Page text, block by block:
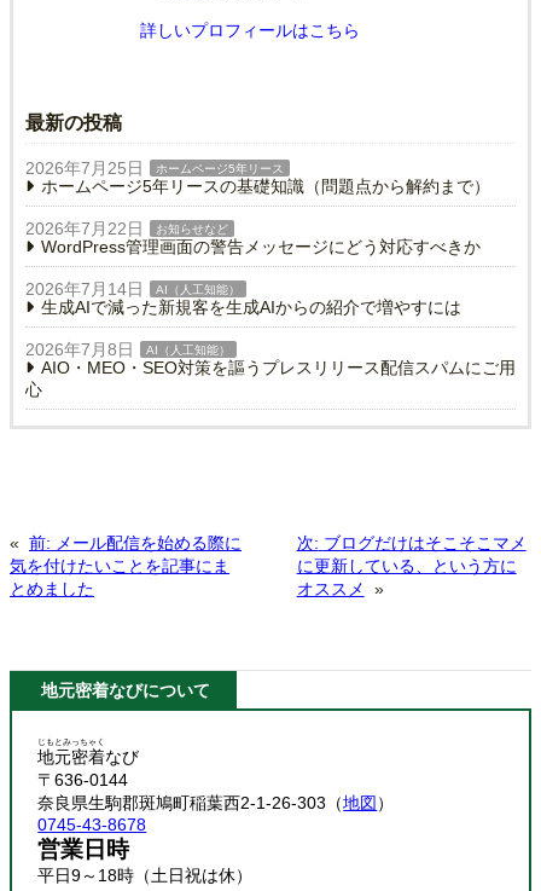
詳しいプロフィールはこちら
最新の投稿
2026年7月25日 ホームページ5年リース
ホームページ5年リースの基礎知識（問題点から解約まで）
2026年7月22日 お知らせなど
WordPress管理画面の警告メッセージにどう対応すべきか
2026年7月14日 AI（人工知能）
生成AIで減った新規客を生成AIからの紹介で増やすには
2026年7月8日 AI（人工知能）
AIO・MEO・SEO対策を謳うプレスリリース配信スパムにご用
心
« 前: メール配信を始める際に
気を付けたいことを記事にま
とめました
次: ブログだけはそこそこマメ
に更新している、という方に
オススメ
»
地元密着なびについて
地元密着
じもとみっちゃく
なび
〒636-0144
奈良県生駒郡斑鳩町稲葉西2-1-26-303（地図）
0745-43-8678
営業日時
平日9～18時（土日祝は休）